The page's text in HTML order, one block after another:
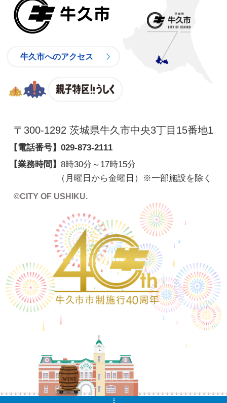
牛久市へのアクセス
〒300-1292 茨城県牛久市中央3丁目15番地1
【電話番号】 029-873-2111
【業務時間】 8時30分～17時15分
（月曜日から金曜日）※一部施設を除く
©CITY OF USHIKU.
ワイン樽